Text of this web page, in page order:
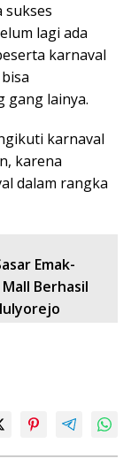
sukses
lagi ada
karnaval
gang lainya.
karnaval
karena
dalam rangka
Emak-
Berhasil